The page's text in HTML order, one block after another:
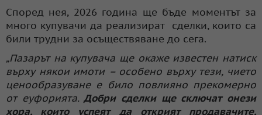
Според нея, 2026 година ще бъде моментът за
много купувачи да реализират сделки, които са
били трудни за осъществяване до сега.
„Пазарът на купувача ще окаже известен натиск
върху някои имоти – особено върху тези, чието
ценообразуване е било повлияно прекомерно
от еуфорията.Добри сделки ще сключат онези
хора, които успеят да открият продавачите,